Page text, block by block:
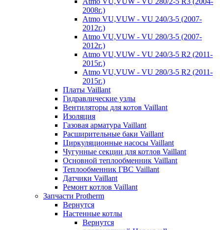
2008г.)
Atmo VU,VUW - VU 240/3-5 (2007-
2012г.)
Atmo VU,VUW - VU 280/3-5 (2007-
2012г.)
Atmo VU,VUW - VU 240/3-5 R2 (2011-
2015г.)
Atmo VU,VUW - VU 280/3-5 R2 (2011-
2015г.)
Платы Vaillant
Гидравлические узлы
Вентиляторы для котов Vaillant
Изоляция
Газовая арматура Vaillant
Расширительные баки Vaillant
Циркуляционные насосы Vaillant
Чугунные секции для котлов Vaillant
Основной теплообменник Vaillant
Теплообменник ГВС Vaillant
Датчики Vaillant
Ремонт котлов Vaillant
Запчасти Protherm
Вернутся
Настенные котлы
Вернутся